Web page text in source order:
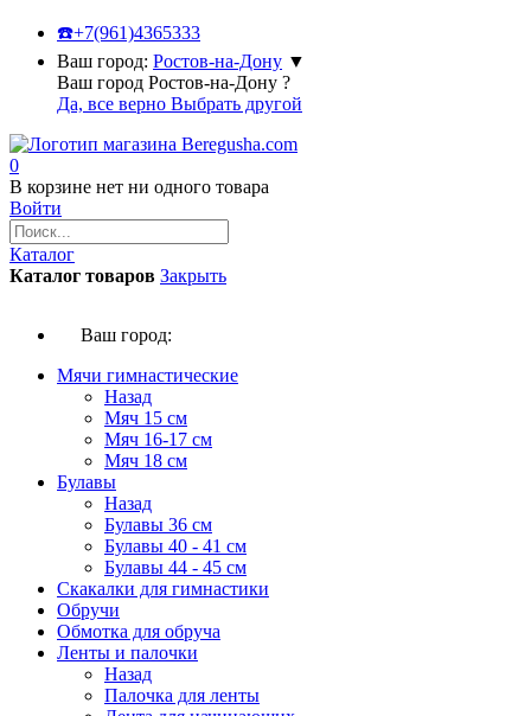
☎️+7(961)4365333
Ваш город: Ростов-на-Дону ▼
Ваш город Ростов-на-Дону ?
Да, все верно Выбрать другой
0
В корзине нет ни одного товара
Войти
Каталог
Каталог товаров Закрыть
Ваш город:
Мячи гимнастические
Назад
Мяч 15 см
Мяч 16-17 см
Мяч 18 см
Булавы
Назад
Булавы 36 см
Булавы 40 - 41 см
Булавы 44 - 45 см
Скакалки для гимнастики
Обручи
Обмотка для обруча
Ленты и палочки
Назад
Палочка для ленты